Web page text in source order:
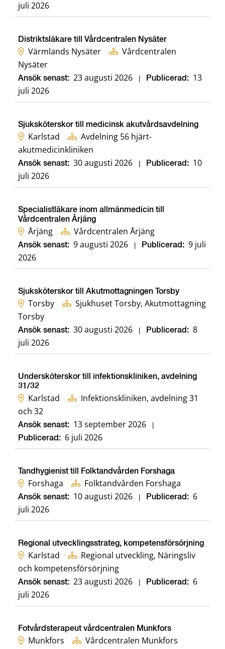
juli 2026
Distriktsläkare till Vårdcentralen Nysäter
Värmlands Nysäter
Vårdcentralen
Nysäter
Ansök senast: 23 augusti 2026 Publicerad: 13
juli 2026
Sjuksköterskor till medicinsk akutvårdsavdelning
Karlstad
Avdelning 56 hjärt-
akutmedicinkliniken
Ansök senast: 30 augusti 2026 Publicerad: 10
juli 2026
Specialistläkare inom allmänmedicin till
Vårdcentralen Årjäng
Årjäng Vårdcentralen Årjäng
Ansök senast: 9 augusti 2026 Publicerad: 9 juli
2026
Sjuksköterskor till Akutmottagningen Torsby
Torsby
Sjukhuset Torsby, Akutmottagning
Torsby
Ansök senast: 30 augusti 2026 Publicerad: 8
juli 2026
Undersköterskor till infektionskliniken, avdelning
31/32
Karlstad
Infektionskliniken, avdelning 31
och 32
Ansök senast: 13 september 2026
Publicerad: 6 juli 2026
Tandhygienist till Folktandvården Forshaga
Forshaga Folktandvården Forshaga
Ansök senast: 10 augusti 2026 Publicerad: 6
juli 2026
Regional utvecklingsstrateg, kompetensförsörjning
Karlstad
Regional utveckling, Näringsliv
och kompetensförsörjning
Ansök senast: 23 augusti 2026 Publicerad: 6
juli 2026
Fotvårdsterapeut vårdcentralen Munkfors
Munkfors
Vårdcentralen Munkfors